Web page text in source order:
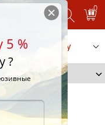
0
Заказать услугу
25 R20 94Y
5 %
?